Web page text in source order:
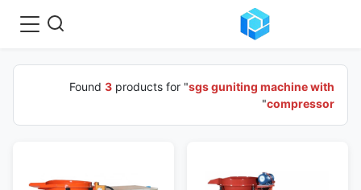
Found 3 products for "sgs guniting machine with
compressor
"